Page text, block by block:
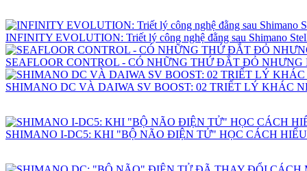
INFINITY EVOLUTION: Triết lý công nghệ đằng sau Shimano
SEAFLOOR CONTROL - CÓ NHỮNG THỨ ĐẮT ĐỎ
SHIMANO DC VÀ DAIWA SV BOOST: 02 TRIẾT LÝ KHÁC
SHIMANO I-DC5: KHI "BỘ NÃO ĐIỆN TỬ" HỌC CÁCH